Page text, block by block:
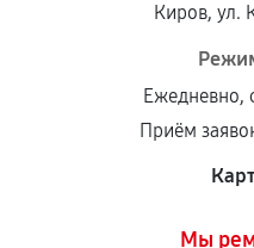
Киров, ул.
Ежедневно,
Приём
Мы